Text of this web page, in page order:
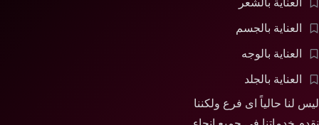
العناية بالشعر
العناية بالجسم
العناية بالوجه
العناية بالجلد
ليس لنا حالياً اى فرع ولكننا